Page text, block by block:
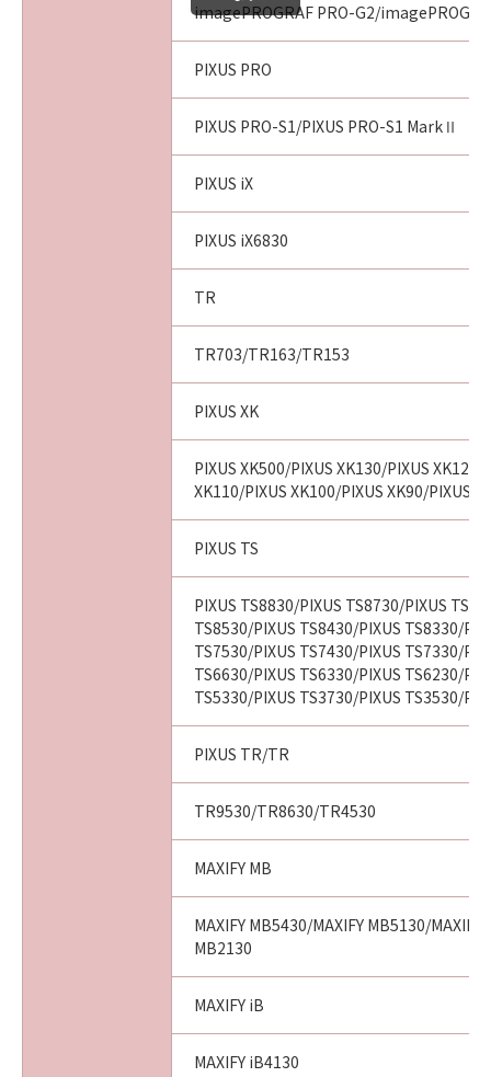
imagePROGRAF PRO-G2/
PIXUS PRO
PIXUS PRO-S1/PIXUS PRO-S1 MarkⅡ
PIXUS iX
PIXUS iX6830
TR
TR703/TR163/TR153
PIXUS XK
PIXUS XK500/PIXUS XK130/PIXUS XK120/
XK110/PIXUS XK100/PIXUS XK90/PIXUS
PIXUS TS
PIXUS TS8830/PIXUS TS8730/PIXUS
TS8530/PIXUS TS8430/PIXUS TS8330/
TS7530/PIXUS TS7430/PIXUS TS7330/
TS6630/PIXUS TS6330/PIXUS TS6230/
TS5330/PIXUS TS3730/PIXUS TS3530/
PIXUS TR/TR
TR9530/TR8630/TR4530
MAXIFY MB
MAXIFY MB5430/MAXIFY MB5130/MAXIFY
MB2130
MAXIFY iB
MAXIFY iB4130